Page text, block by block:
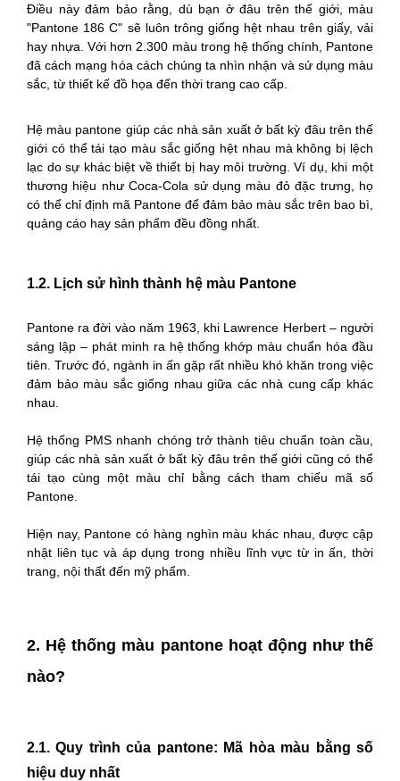
Điều này đảm bảo rằng, dù bạn ở đâu trên thế giới, màu
"Pantone 186 C" sẽ luôn trông giống hệt nhau trên giấy, vải
hay nhựa. Với hơn 2.300 màu trong hệ thống chính, Pantone
đã cách mạng hóa cách chúng ta nhìn nhận và sử dụng màu
sắc, từ thiết kế đồ họa đến thời trang cao cấp.
Hệ màu pantone giúp các nhà sản xuất ở bất kỳ đâu trên thế
giới có thể tái tạo màu sắc giống hệt nhau mà không bị lệch
lạc do sự khác biệt về thiết bị hay môi trường. Ví dụ, khi một
thương hiệu như Coca-Cola sử dụng màu đỏ đặc trưng, họ
có thể chỉ định mã Pantone để đảm bảo màu sắc trên bao bì,
quảng cáo hay sản phẩm đều đồng nhất.
1.2. Lịch sử hình thành hệ màu Pantone
Pantone ra đời vào năm 1963, khi Lawrence Herbert – người
sáng lập – phát minh ra hệ thống khớp màu chuẩn hóa đầu
tiên. Trước đó, ngành in ấn gặp rất nhiều khó khăn trong việc
đảm bảo màu sắc giống nhau giữa các nhà cung cấp khác
nhau.
Hệ thống PMS nhanh chóng trở thành tiêu chuẩn toàn cầu,
giúp các nhà sản xuất ở bất kỳ đâu trên thế giới cũng có thể
tái tạo cùng một màu chỉ bằng cách tham chiếu mã số
Pantone.
Hiện nay, Pantone có hàng nghìn màu khác nhau, được cập
nhật liên tục và áp dụng trong nhiều lĩnh vực từ in ấn, thời
trang, nội thất đến mỹ phẩm.
2. Hệ thống màu pantone hoạt động như thế
nào?
2.1. Quy trình của pantone: Mã hòa màu bằng số
hiệu duy nhất